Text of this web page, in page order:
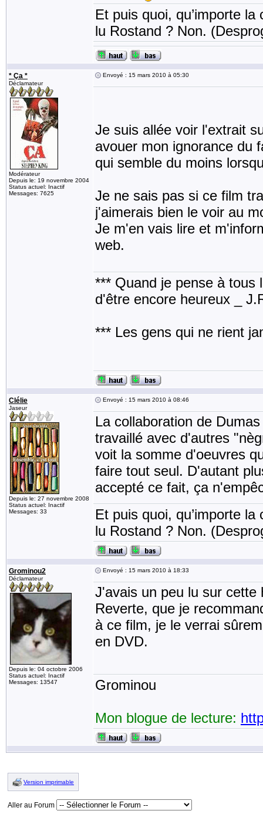
Et puis quoi, qu’importe
lu Rostand ? Non.
* Ça *
Déclamateur
Modérateur
Depuis le: 19 novembre 2004
Status actuel: Inactif
Messages: 7625
Envoyé : 15 mars 2010 à 05:30
Je suis allée voir l'extrait
avouer mon ignorance du
qui semble du moins
Je ne sais pas si ce film
j'aimerais bien le voir au
Je m'en vais lire et
web.
*** Quand je pense à tous
d'être encore heureux _
*** Les gens qui ne rient
Clélie
Jaseur
Depuis le: 27 novembre 2008
Status actuel: Inactif
Messages: 33
Envoyé : 15 mars 2010 à 08:46
La collaboration de
travaillé avec d'autres
voit la somme d'oeuvres
faire tout seul. D'autant
accepté ce fait, ça
Et puis quoi, qu’importe
lu Rostand ? Non.
Grominou2
Déclamateur
Depuis le: 04 octobre 2006
Status actuel: Inactif
Messages: 13547
Envoyé : 15 mars 2010 à 18:33
J'avais un peu lu sur
Reverte, que je
à ce film, je le verrai
en DVD.
Grominou
Mon blogue de lecture:
Version imprimable
Aller au Forum